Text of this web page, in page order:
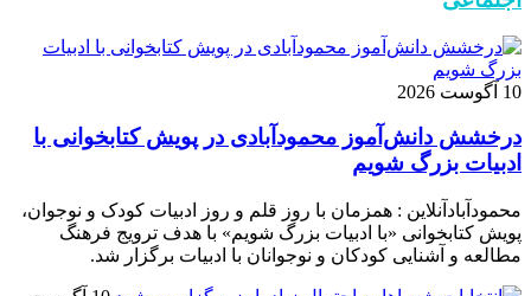
10 آگوست 2026
درخشش دانش‌آموز محمودآبادی در پویش کتابخوانی با
ادبیات بزرگ شویم
محمودآبادآنلاین : همزمان با روز قلم و روز ادبیات کودک و نوجوان،
پویش کتابخوانی «با ادبیات بزرگ شویم» با هدف ترویج فرهنگ
مطالعه و آشنایی کودکان و نوجوانان با ادبیات برگزار شد.